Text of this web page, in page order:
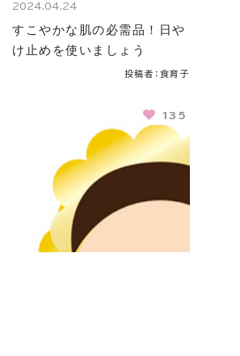
2024.04.24
すこやかな肌の必需品！日や
け止めを使いましょう
投稿者：食育子
135